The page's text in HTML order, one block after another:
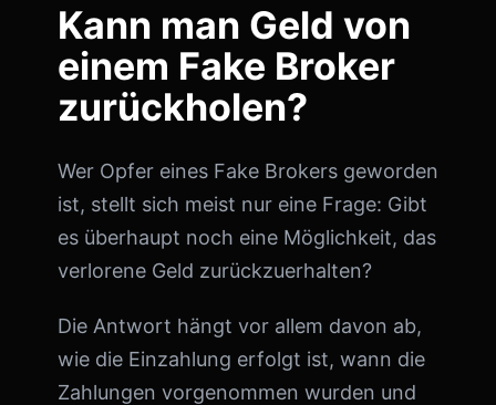
Kann man Geld von
einem Fake Broker
zurückholen?
Wer Opfer eines Fake Brokers geworden
ist, stellt sich meist nur eine Frage: Gibt
es überhaupt noch eine Möglichkeit, das
verlorene Geld zurückzuerhalten?
Die Antwort hängt vor allem davon ab,
wie die Einzahlung erfolgt ist, wann die
Zahlungen vorgenommen wurden und